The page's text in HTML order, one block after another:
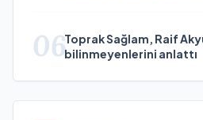
06Toprak Sağlam, Raif
bilinmeyenlerini anlattı